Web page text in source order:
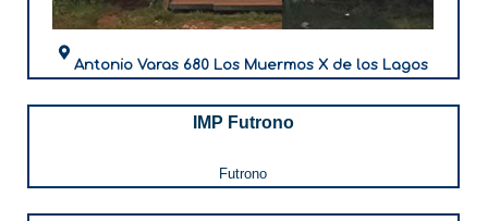
Antonio Varas 680 Los Muermos X de los Lagos
IMP Futrono
Futrono